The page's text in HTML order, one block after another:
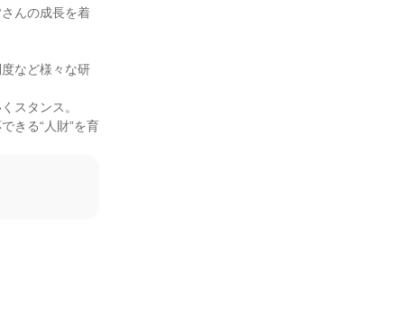
んの成長を着
など様々な研
スタンス。
きる“人財”を育